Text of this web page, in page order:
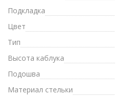
Подкладка
Цвет
Тип
Высота каблука
Подошва
Материал стельки